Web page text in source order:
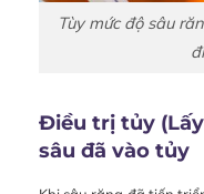
Tùy mức độ sâu
Điều trị tủy
sâu đã vào tủy